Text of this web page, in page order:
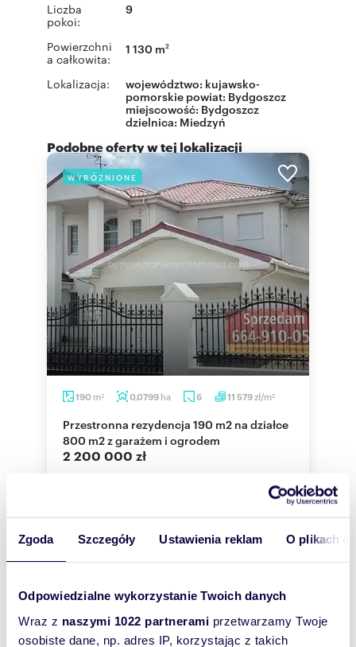
Zgoda Szczegóły Ustawienia reklam O plikach
Odpowiedzialne wykorzystanie Twoich danych
Wraz z naszymi 1022 partnerami przetwarzamy Twoje
osobiste dane, np. adres IP, korzystając z takich
Liczba
pokoi:
9
Powierzchni
a całkowita:
1 130 m2
Lokalizacja: województwo: kujawsko-
pomorskie powiat: Bydgoszcz
miejscowość: Bydgoszcz
dzielnica: Miedzyń
Podobne oferty w tej lokalizacji
WYRÓŻNIONE
190 m2 0,0799 ha 6 11 579zł/m2
Przestronna rezydencja 190 m2 na działce
800 m2 z garażem i ogrodem
2 200 000 zł
wymagających klientów.Przestronna dwukon...